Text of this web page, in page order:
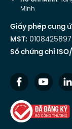
Minh
Giấy phép cung
MST: 0108425897
Số chứng chỉ